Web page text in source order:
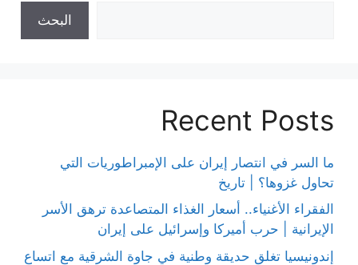
البحث
Recent Posts
ما السر في انتصار إيران على الإمبراطوريات التي
تحاول غزوها؟ | تاريخ
الفقراء الأغنياء.. أسعار الغذاء المتصاعدة ترهق الأسر
الإيرانية | حرب أميركا وإسرائيل على إيران
إندونيسيا تغلق حديقة وطنية في جاوة الشرقية مع اتساع